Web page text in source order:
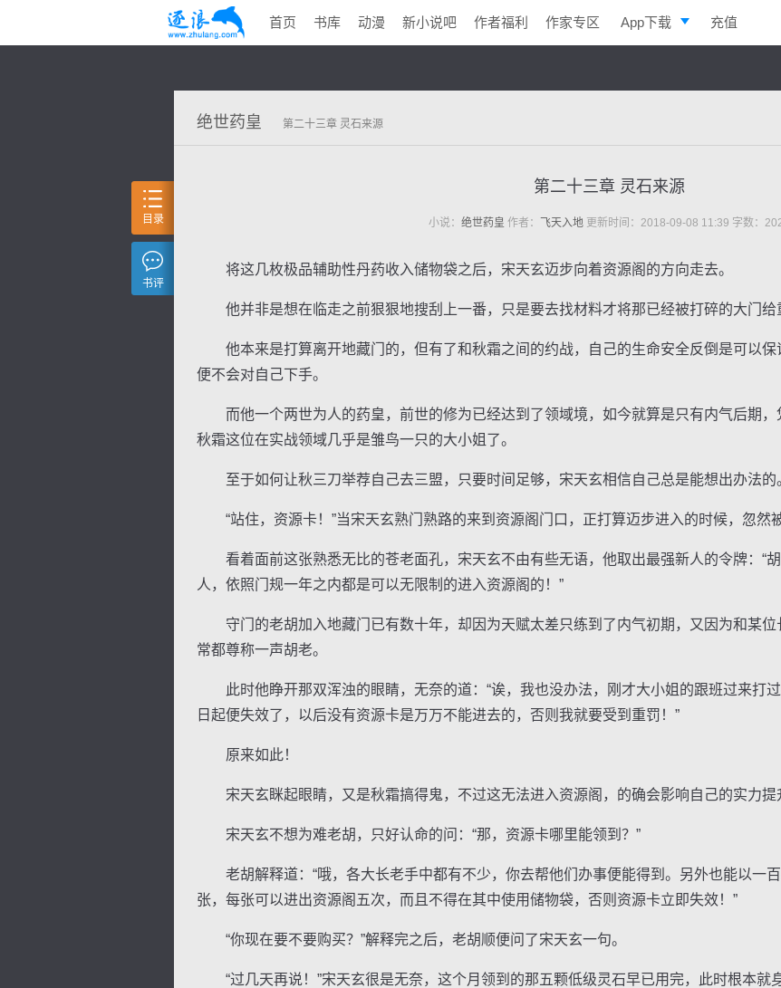
首页 书库 动漫 新小说吧 作者福利 作家专区 App下载 充值
绝世药皇 第二十三章 灵石来源
第二十三章 灵石来源
小说： 绝世药皇 作者： 飞天入地更新时间：2018-09-08 11:39 字数：
将这几枚极品辅助性丹药收入储物袋之后，宋天玄迈步向着资源阁的方向走去。
他并非是想在临走之前狠狠地搜刮上一番，只是要去找材料才将那已经被打碎的大门给
他本来是打算离开地藏门的，但有了和秋霜之间的约战，自己的生命安全反倒是可以保
便不会对自己下手。
而他一个两世为人的药皇，前世的修为已经达到了领域境，如今就算是只有内气后期，
秋霜这位在实战领域几乎是雏鸟一只的大小姐了。
至于如何让秋三刀举荐自己去三盟，只要时间足够，宋天玄相信自己总是能想出办法的
“站住，资源卡！”当宋天玄熟门熟路的来到资源阁门口，正打算迈步进入的时候，忽然
看着面前这张熟悉无比的苍老面孔，宋天玄不由有些无语，他取出最强新人的令牌：“
人，依照门规一年之内都是可以无限制的进入资源阁的！”
守门的老胡加入地藏门已有数十年，却因为天赋太差只练到了内气初期，又因为和某位
常都尊称一声胡老。
此时他睁开那双浑浊的眼睛，无奈的道：“诶，我也没办法，刚才大小姐的跟班过来打
日起便失效了，以后没有资源卡是万万不能进去的，否则我就要受到重罚！”
原来如此！
宋天玄眯起眼睛，又是秋霜搞得鬼，不过这无法进入资源阁，的确会影响自己的实力提
宋天玄不想为难老胡，只好认命的问：“那，资源卡哪里能领到？”
老胡解释道：“哦，各大长老手中都有不少，你去帮他们办事便能得到。另外也能以一
张，每张可以进出资源阁五次，而且不得在其中使用储物袋，否则资源卡立即失效！”
“你现在要不要购买？”解释完之后，老胡顺便问了宋天玄一句。
“过几天再说！”宋天玄很是无奈，这个月领到的那五颗低级灵石早已用完，此时根本就
目录
书评